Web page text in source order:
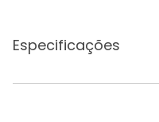
Especificações